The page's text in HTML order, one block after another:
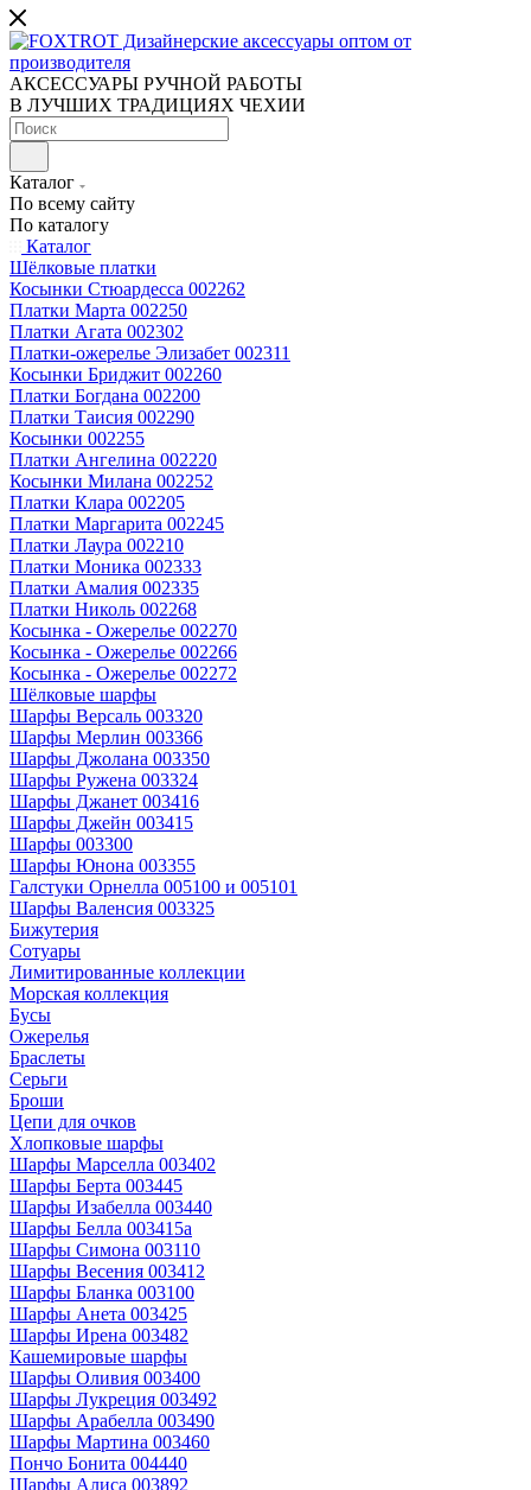
АКСЕССУАРЫ РУЧНОЙ РАБОТЫ
В ЛУЧШИХ ТРАДИЦИЯХ ЧЕХИИ
Каталог
По всему сайту
По каталогу
Каталог
Шёлковые платки
Косынки Стюардесса 002262
Платки Марта 002250
Платки Агата 002302
Платки-ожерелье Элизабет 002311
Косынки Бриджит 002260
Платки Богдана 002200
Платки Таисия 002290
Косынки 002255
Платки Ангелина 002220
Косынки Милана 002252
Платки Клара 002205
Платки Маргарита 002245
Платки Лаура 002210
Платки Моника 002333
Платки Амалия 002335
Платки Николь 002268
Косынка - Ожерелье 002270
Косынка - Ожерелье 002266
Косынка - Ожерелье 002272
Шёлковые шарфы
Шарфы Версаль 003320
Шарфы Мерлин 003366
Шарфы Джолана 003350
Шарфы Ружена 003324
Шарфы Джанет 003416
Шарфы Джейн 003415
Шарфы 003300
Шарфы Юнона 003355
Галстуки Орнелла 005100 и 005101
Шарфы Валенсия 003325
Бижутерия
Сотуары
Лимитированные коллекции
Морская коллекция
Бусы
Ожерелья
Браслеты
Серьги
Броши
Цепи для очков
Хлопковые шарфы
Шарфы Марселла 003402
Шарфы Берта 003445
Шарфы Изабелла 003440
Шарфы Белла 003415a
Шарфы Симона 003110
Шарфы Весения 003412
Шарфы Бланка 003100
Шарфы Анета 003425
Шарфы Ирена 003482
Кашемировые шарфы
Шарфы Оливия 003400
Шарфы Лукреция 003492
Шарфы Арабелла 003490
Шарфы Мартина 003460
Пончо Бонита 004440
Шарфы Алиса 003892